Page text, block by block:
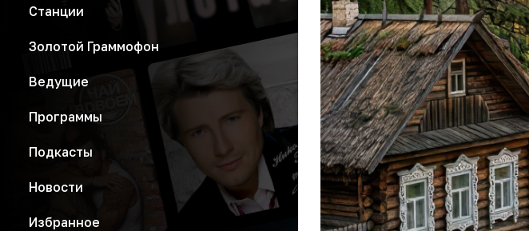
Станции
Золотой Граммофон
Ведущие
Программы
Подкасты
Новости
Избранное